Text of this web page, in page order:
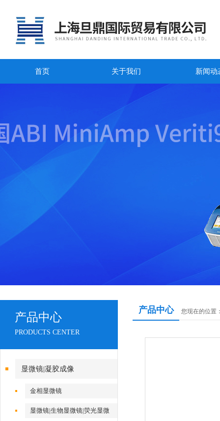
首页 关于我们 新闻动
产品中心
PRODUCTS CENTER
显微镜|凝胶成像
金相显微镜
显微镜|生物显微镜|荧光显微
产品中心 您现在的位置